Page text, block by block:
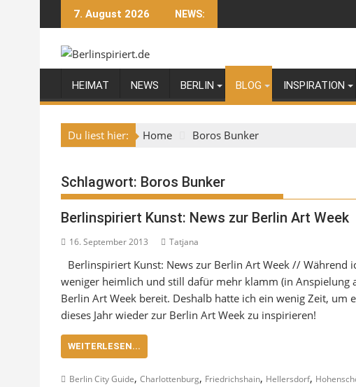
to
7. August 2026 NEWS:
HEIMAT NEWS BERLIN BLOG INSPIRATION
Du liest hier: Home Boros Bunker
Schlagwort: Boros Bunker
Berlinspiriert Kunst: News zur Berlin Art Week
16. September 2013 Tatjana
Berlinspiriert Kunst: News zur Berlin Art Week // Während
weniger heimlich und still dafür mehr klamm (in Anspielung
Berlin Art Week bereit. Deshalb hatte ich ein wenig Zeit, um
dieses Jahr wieder zur Berlin Art Week zu inspirieren!
WEITERLESEN...
Berlin City Guide, Charlottenburg, Friedrichshain, Hellersdorf,